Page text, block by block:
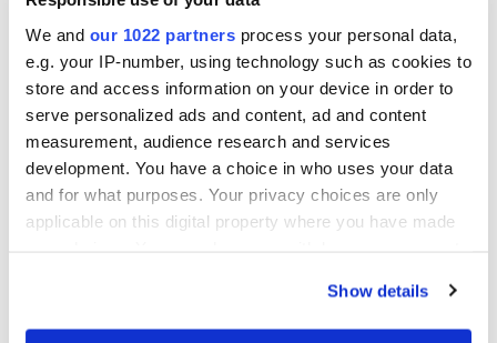
We and our 1022 partners process your personal data,
e.g. your IP-number, using technology such as cookies to
store and access information on your device in order to
serve personalized ads and content, ad and content
measurement, audience research and services
development. You have a choice in who uses your data
and for what purposes. Your privacy choices are only
applicable on this digital property where you have made
Show details
.EPiForm_
BID
www.oriol
a.com
This cookie is
used to
distinguish the
browser that the
visitor is using.
The server
automatically
assigns an ID
the website can
3
månad
er